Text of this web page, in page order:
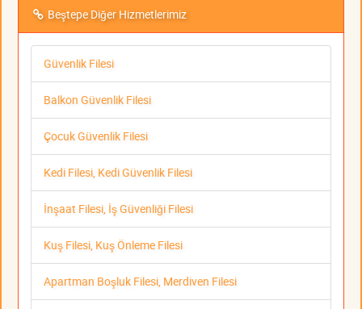
Beştepe Diğer Hizmetlerimiz
Güvenlik Filesi
Balkon Güvenlik Filesi
Çocuk Güvenlik Filesi
Kedi Filesi, Kedi Güvenlik Filesi
İnşaat Filesi, İş Güvenliği Filesi
Kuş Filesi, Kuş Önleme Filesi
Apartman Boşluk Filesi, Merdiven Filesi